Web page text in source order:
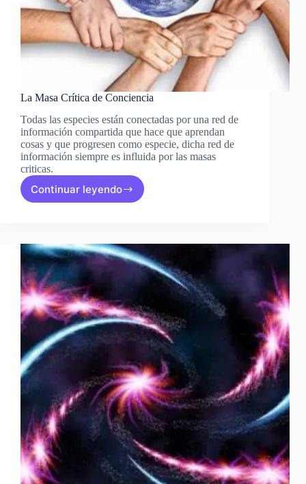
La Masa Crítica de Conciencia
Todas las especies están conectadas por una red de
información compartida que hace que aprendan
cosas y que progresen como especie, dicha red de
información siempre es influida por las masas
criticas.
Continuar leyendo
La
Conciencia